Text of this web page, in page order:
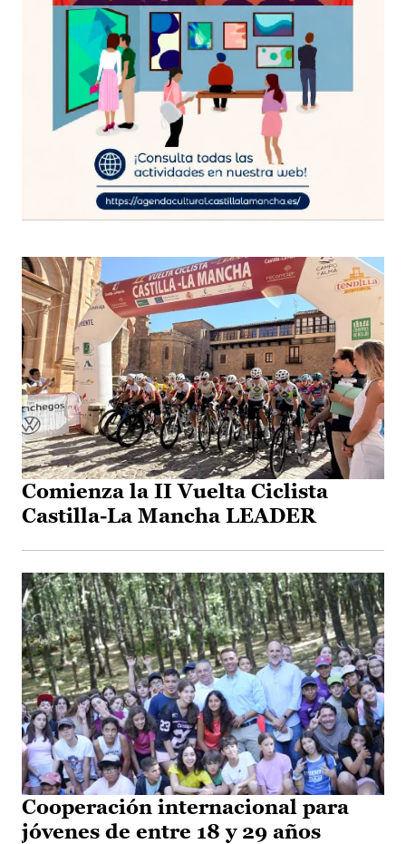
Comienza la II Vuelta Ciclista
Castilla-La Mancha LEADER
Cooperación internacional para
jóvenes de entre 18 y 29 años